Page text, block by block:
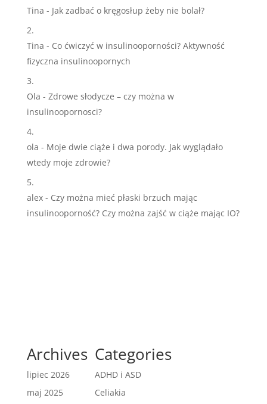
Tina - Jak zadbać o kręgosłup żeby nie bolał?
Tina - Co ćwiczyć w insulinooporności? Aktywność
fizyczna insulinoopornych
Ola - Zdrowe słodycze – czy można w
insulinoopornosci?
ola - Moje dwie ciąże i dwa porody. Jak wyglądało
wtedy moje zdrowie?
alex- Czy można mieć płaski brzuch mając
insulinooporność? Czy można zajść w ciąże mając IO?
Archives
lipiec 2026
maj 2025
Categories
ADHD i ASD
Celiakia